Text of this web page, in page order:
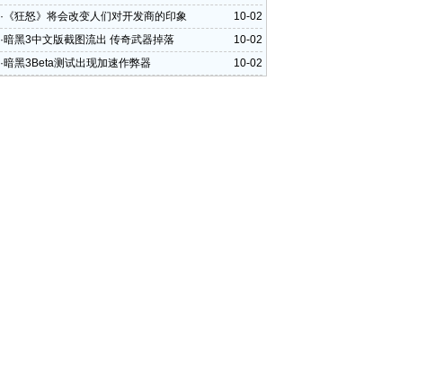
10-02
· 《狂怒》将会改变人们对开发商的印象
10-02
·暗黑3中文版截图流出 传奇武器掉落
10-02
·暗黑3Beta测试出现加速作弊器